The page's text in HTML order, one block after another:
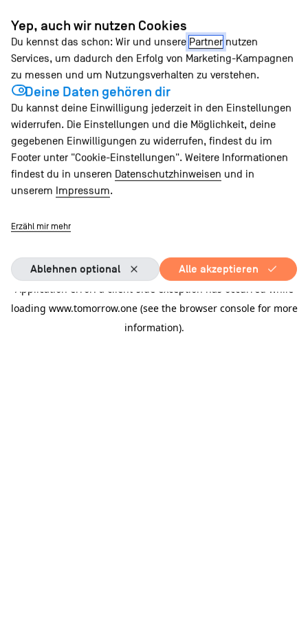
Zum
Inhalt
springen
Application error: a client-side exception has occurred while
loading www.tomorrow.one (see the browser console for more
information).
Yep, auch wir nutzen Cookies
Du kennst das schon: Wir und unsere Partner nutzen
Services, um dadurch den Erfolg von Marketing-Kampagnen
zu messen und um Nutzungsverhalten zu verstehen.
Deine Daten gehören dir
Du kannst deine Einwilligung jederzeit in den Einstellungen
widerrufen. Die Einstellungen und die Möglichkeit, deine
gegebenen Einwilligungen zu widerrufen, findest du im
Footer unter "Cookie-Einstellungen". Weitere Informationen
findest du in unseren Datenschutzhinweisen und in
unserem Impressum.
Erzähl mir mehr
Ablehnen optional Alle akzeptieren